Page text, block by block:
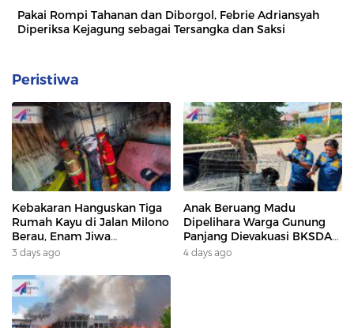
Pakai Rompi Tahanan dan Diborgol, Febrie Adriansyah
Diperiksa Kejagung sebagai Tersangka dan Saksi
Peristiwa
Kebakaran Hanguskan Tiga
Rumah Kayu di Jalan Milono
Berau, Enam Jiwa
Terdampak
3 days ago
Anak Beruang Madu
Dipelihara Warga Gunung
Panjang Dievakuasi BKSDA
Dan DAMKAR
4 days ago